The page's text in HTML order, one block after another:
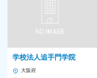
学校法人追手門学院
大阪府